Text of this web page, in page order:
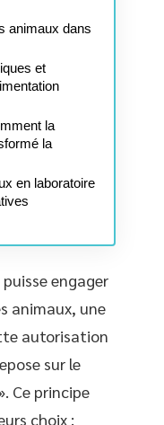
animaux dans
et
la
la
en laboratoire
engager
animaux, une
autorisation
sur le
Ce principe
choix :